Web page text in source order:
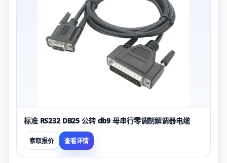
标准 RS232 DB25 公转 db9 母串行零调制解调器电缆
索取报价 查看详情